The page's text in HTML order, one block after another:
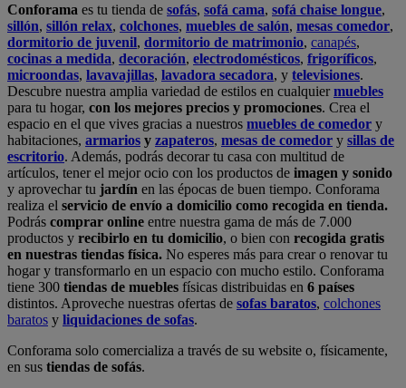
Conforama es tu tienda de sofás, sofá cama, sofá chaise longue,
sillón, sillón relax, colchones, muebles de salón, mesas comedor,
dormitorio de juvenil, dormitorio de matrimonio, canapés,
cocinas a medida, decoración, electrodomésticos, frigoríficos,
microondas, lavavajillas, lavadora secadora, y televisiones.
Descubre nuestra amplia variedad de estilos en cualquiermuebles
para tu hogar, con los mejores precios y promociones. Crea el
espacio en el que vives gracias a nuestros muebles de comedor y
habitaciones, armarios y zapateros, mesas de comedor y sillas de
escritorio. Además, podrás decorar tu casa con multitud de
artículos, tener el mejor ocio con los productos de imagen y sonido
y aprovechar tu jardín en las épocas de buen tiempo. Conforama
realiza el servicio de envío a domicilio como recogida en tienda.
Podrás comprar online entre nuestra gama de más de 7.000
productos y recibirlo en tu domicilio, o bien con recogida gratis
en nuestras tiendas física. No esperes más para crear o renovar tu
hogar y transformarlo en un espacio con mucho estilo. Conforama
tiene 300 tiendas de muebles físicas distribuidas en 6 países
distintos. Aproveche nuestras ofertas de sofas baratos, colchones
baratos y liquidaciones de sofas.
Conforama solo comercializa a través de su website o, físicamente,
en sus tiendas de sofás.